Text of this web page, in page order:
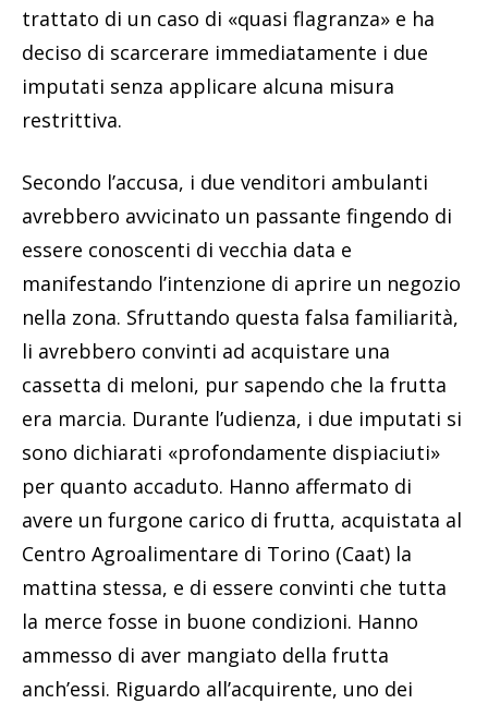
trattato di un caso di «quasi flagranza» e ha
deciso di scarcerare immediatamente i due
imputati senza applicare alcuna misura
restrittiva.
Secondo l’accusa, i due venditori ambulanti
avrebbero avvicinato un passante fingendo di
essere conoscenti di vecchia data e
manifestando l’intenzione di aprire un negozio
nella zona. Sfruttando questa falsa familiarità,
li avrebbero convinti ad acquistare una
cassetta di meloni, pur sapendo che la frutta
era marcia. Durante l’udienza, i due imputati si
sono dichiarati «profondamente dispiaciuti»
per quanto accaduto. Hanno affermato di
avere un furgone carico di frutta, acquistata al
Centro Agroalimentare di Torino (Caat) la
mattina stessa, e di essere convinti che tutta
la merce fosse in buone condizioni. Hanno
ammesso di aver mangiato della frutta
anch’essi. Riguardo all’acquirente, uno dei